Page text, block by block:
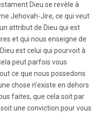
Dieu se revèle à
Jehovah-Jire, ce qui veut
attribut de Dieu qui est
et qui nous enseigne de
est celui qui pourvoit à
peut parfois vous
ce que nous possedons
chose n’existe en dehors
faites, que cela soit par
une conviction pour vous